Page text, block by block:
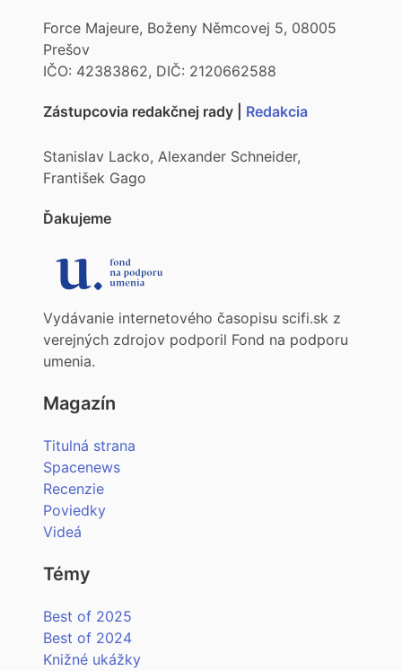
Force Majeure, Boženy Němcovej 5, 08005
Prešov
IČO: 42383862, DIČ: 2120662588
Zástupcovia redakčnej rady | Redakcia
Stanislav Lacko, Alexander Schneider,
František Gago
Ďakujeme
Vydávanie internetového časopisu scifi.sk z
verejných zdrojov podporil Fond na podporu
umenia.
Magazín
Titulná strana
Spacenews
Recenzie
Poviedky
Videá
Témy
Best of 2025
Best of 2024
Knižné ukážky